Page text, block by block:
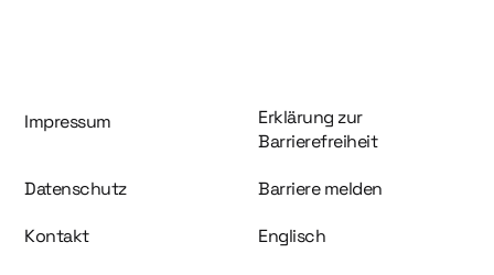
Information und Service
Impressum
Erklärung zur
Barrierefreiheit
Datenschutz Barriere melden
Kontakt Englisch